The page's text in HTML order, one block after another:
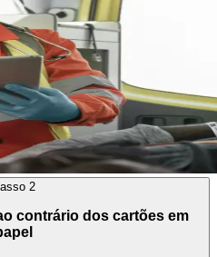
2
contrário dos cartões em